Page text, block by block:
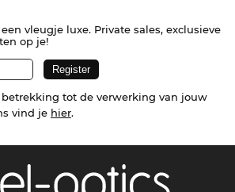
vleugje luxe. Private sales, exclusieve
op je!
tot de verwerking van jouw
vind je hier.